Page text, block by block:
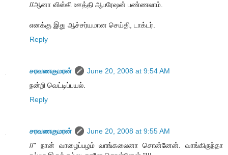
//ஆனா விஸ்கி ஊத்தி ஆபரேஷன் பண்ணலாம்.
எனக்கு இது ஆச்சர்யமான செய்தி, டாக்டர்.
Reply
சரவணகுமரன்
June 20, 2008 at 9:54 AM
நன்றி வெட்டிப்பயல்.
Reply
சரவணகுமரன்
June 20, 2008 at 9:55 AM
//" நான் வாழைப்பழம் வாங்கலைனா சொன்னேன். வாங்கிருந்தா